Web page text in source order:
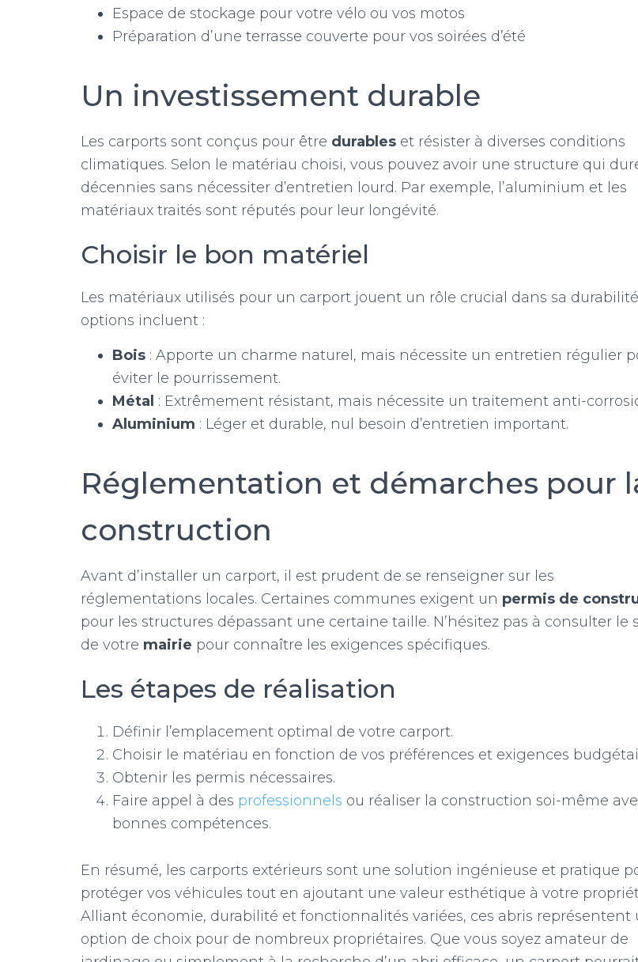
Espace de stockage pour votre vélo ou vos motos
Préparation d’une terrasse couverte pour vos soirées d’été
Un investissement durable
Les carports sont conçus pour être durables et résister à diverses conditions
climatiques. Selon le matériau choisi, vous pouvez avoir une structure qui
décennies sans nécessiter d’entretien lourd. Par exemple, l’aluminium et les
matériaux traités sont réputés pour leur longévité.
Choisir le bon matériel
Les matériaux utilisés pour un carport jouent un rôle crucial dans sa
options incluent :
Bois : Apporte un charme naturel, mais nécessite un entretien régulier
éviter le pourrissement.
Métal : Extrêmement résistant, mais nécessite un traitement anti-
Aluminium : Léger et durable, nul besoin d’entretien important.
Réglementation et démarches pour
construction
Avant d’installer un carport, il est prudent de se renseigner sur les
réglementations locales. Certaines communes exigent un permis de
pour les structures dépassant une certaine taille. N’hésitez pas à consulter le
de votre mairie pour connaître les exigences spécifiques.
Les étapes de réalisation
Définir l’emplacement optimal de votre carport.
Choisir le matériau en fonction de vos préférences et exigences
Obtenir les permis nécessaires.
Faire appel à des professionnels ou réaliser la construction soi-même
bonnes compétences.
En résumé, les carports extérieurs sont une solution ingénieuse et pratique
protéger vos véhicules tout en ajoutant une valeur esthétique à votre
Alliant économie, durabilité et fonctionnalités variées, ces abris représentent
option de choix pour de nombreux propriétaires. Que vous soyez amateur de